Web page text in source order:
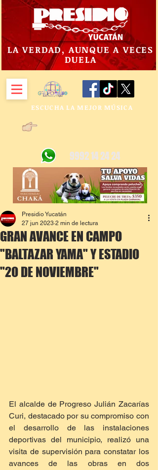
LA VERDAD, AUNQUE A VECES
DUELA
ESCUCHA LA MEJOR MÚSICA
9992 14 24 24
GRAN AVANCE EN CAMPO
"BALTAZAR YAMA" Y ESTADIO
"2O DE NOVIEMBRE"
Presidio Yucatán
27 jun 2023 2 min de lectura
El alcalde de Progreso Julián Zacarías
Curi, destacado por su compromiso con
el desarrollo de las instalaciones
deportivas del municipio, realizó una
visita de supervisión para constatar los
avances de las obras en dos